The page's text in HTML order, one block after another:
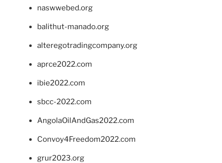
naswwebed.org
balithut-manado.org
alteregotradingcompany.org
aprce2022.com
ibie2022.com
sbcc-2022.com
AngolaOilAndGas2022.com
Convoy4Freedom2022.com
grur2023.org